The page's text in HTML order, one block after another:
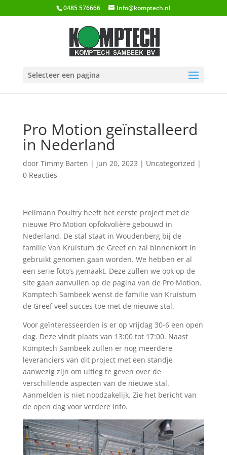
0485 576666 Info@komptech.nl
Selecteer een pagina
Pro Motion geïnstalleerd
in Nederland
door Timmy Barten | jun 20, 2023 | Uncategorized |
0 Reacties
Hellmann Poultry heeft het eerste project met de
nieuwe Pro Motion opfokvolière gebouwd in
Nederland. De stal staat in Woudenberg bij de
familie Van Kruistum de Greef en zal binnenkort in
gebruikt genomen gaan worden. We hebben er al
een serie foto’s gemaakt. Deze zullen we ook op de
site gaan aanvullen op de pagina van de Pro Motion.
Komptech Sambeek wenst de familie van Kruistum
de Greef veel succes toe met de nieuwe stal.
Voor geïnteresseerden is er op vrijdag 30-6 een open
dag. Deze vindt plaats van 13:00 tot 17:00. Naast
Komptech Sambeek zullen er nog meerdere
leveranciers van dit project met een standje
aanwezig zijn om uitleg te geven over de
verschillende aspecten van de nieuwe stal.
Aanmelden is niet noodzakelijk. Zie het bericht van
de open dag voor verdere info.